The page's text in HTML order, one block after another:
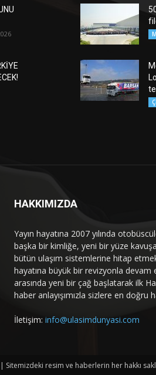
HAKKIMIZDA
Yayın hayatına 2007 yılında
başka bir kimliğe, yeni bir yüze
bütün ulaşım sistemlerine hitap etmek
hayatına büyük bir revizyonla devam
arasında yeni bir çağ başlatarak ilk
haber anlayışımızla sizlere en doğru
İletişim: info@ulasimdunyasi.com
resim ve haberlerin her hakkı